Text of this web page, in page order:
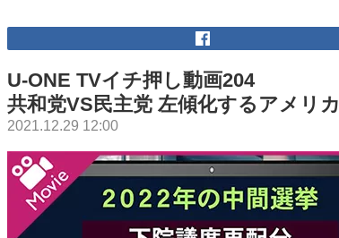
U-ONE TVイチ押し動画204
共和党VS民主党 左傾化するアメリカ
2021.12.29 12:00